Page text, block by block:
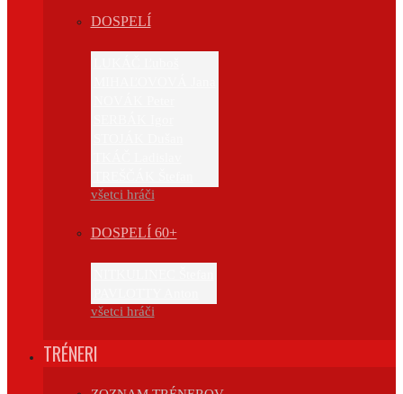
DOSPELÍ
všetci hráči
DOSPELÍ 60+
všetci hráči
TRÉNERI